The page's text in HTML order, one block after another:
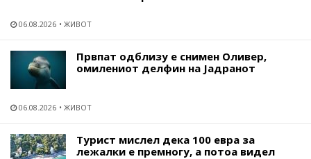
06.08.2026 ЖИВОТ
Првпат одблизу е снимен Оливер,
омилениот делфин на Јадранот
06.08.2026 ЖИВОТ
Турист мислел дека 100 евра за
лежалки е премногу, а потоа видел